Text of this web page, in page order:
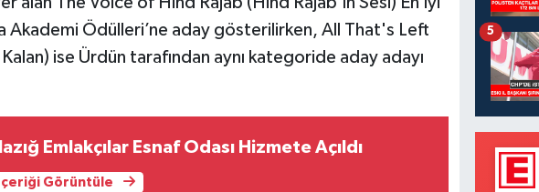
Akademi Ödülleri’ne aday gösterilirken, All That's Left
ise Ürdün tarafından aynı kategoride aday adayı
Emlakçılar Esnaf Odası Hizmete Açıldı
İçeriği Görüntüle
5